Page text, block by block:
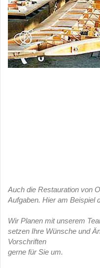
Auch die Restauration von
Aufgaben. Hier am Beispiel
Wir Planen mit unserem
setzen Ihre Wünsche und
Vorschriften
gerne für Sie um.